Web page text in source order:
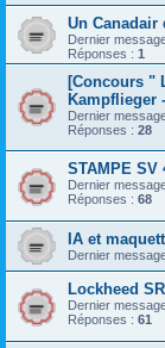
Un
Dernier
Réponses : 1
[Concours "
Kampflieger
Dernier
Réponses : 28
STAMPE SV
Dernier
Réponses : 68
IA et
Dernier
Lockheed
Dernier
Réponses : 61